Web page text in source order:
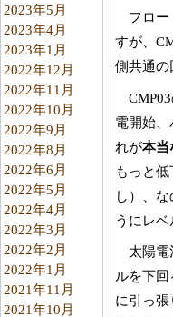
2023年5月
2023年4月
2023年1月
2022年12月
2022年11月
2022年10月
2022年9月
2022年8月
2022年6月
2022年5月
2022年4月
2022年3月
2022年2月
2022年1月
2021年11月
2021年10月
フロー
すが、
側共通の
電開始、
れが本当
もっと
し）、
うにレベ
太陽
ルを下
に引っ